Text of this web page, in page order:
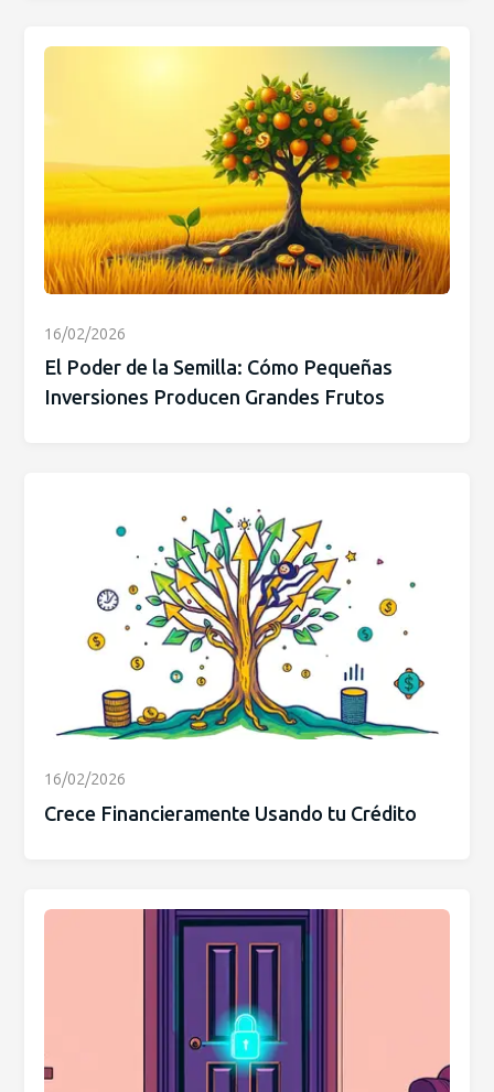
16/02/2026
El Poder de la Semilla: Cómo Pequeñas
Inversiones Producen Grandes Frutos
16/02/2026
Crece Financieramente Usando tu Crédito